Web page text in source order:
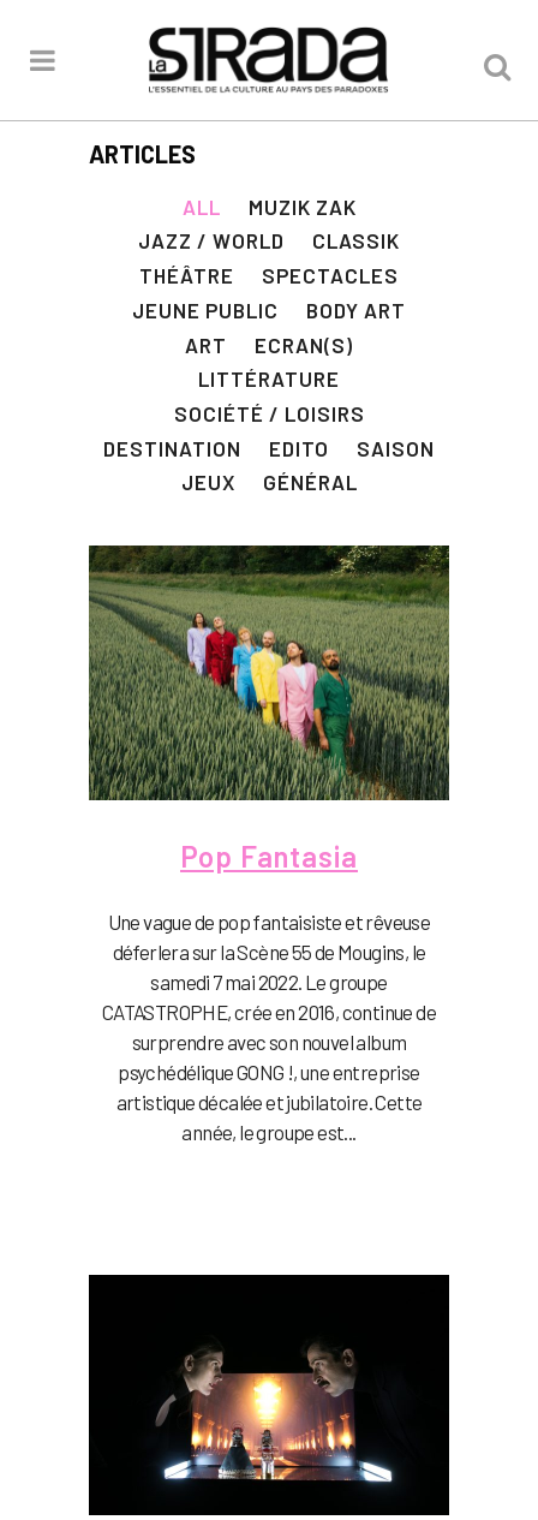
ARTICLES
ALL
MUZIK ZAK
JAZZ / WORLD
CLASSIK
THÉÂTRE
SPECTACLES
JEUNE PUBLIC
BODY ART
ART
ECRAN(S)
LITTÉRATURE
SOCIÉTÉ / LOISIRS
DESTINATION
EDITO
SAISON
JEUX
GÉNÉRAL
Pop Fantasia
Une vague de pop fantaisiste et rêveuse
déferlera sur la Scène 55 de Mougins, le
samedi 7 mai 2022. Le groupe
CATASTROPHE, crée en 2016, continue de
surprendre avec son nouvel album
psychédélique GONG !, une entreprise
artistique décalée et jubilatoire. Cette
année, le groupe est...